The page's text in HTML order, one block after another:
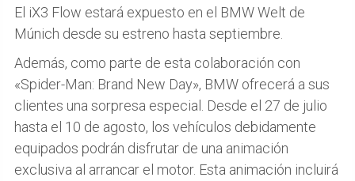
El iX3 Flow estará expuesto en el BMW Welt de
Múnich desde su estreno hasta septiembre.
Además, como parte de esta colaboración con
«Spider-Man: Brand New Day», BMW ofrecerá a sus
clientes una sorpresa especial. Desde el 27 de julio
hasta el 10 de agosto, los vehículos debidamente
equipados podrán disfrutar de una animación
exclusiva al arrancar el motor. Esta animación incluirá